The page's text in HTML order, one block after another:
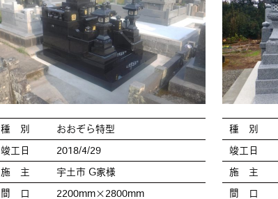
種 別 おおぞら特型
竣工日 2018/4/29
施 主 宇土市 G家様
間 口 2200mm×2800mm
種 別
竣工日
施 主
間 口